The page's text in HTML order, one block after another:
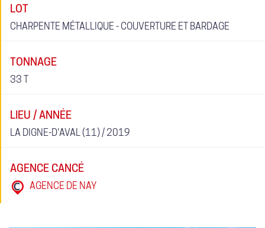
LOT
CHARPENTE MÉTALLIQUE - COUVERTURE ET BARDAGE
TONNAGE
33 T
LIEU / ANNÉE
LA DIGNE-D'AVAL (11) / 2019
AGENCE CANCÉ
AGENCE DE NAY